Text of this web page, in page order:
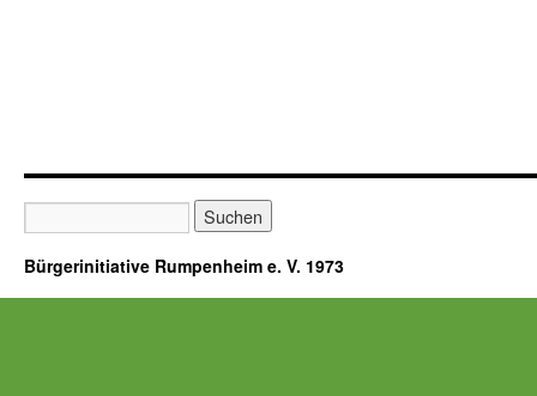
Bürgerinitiative Rumpenheim e. V. 1973